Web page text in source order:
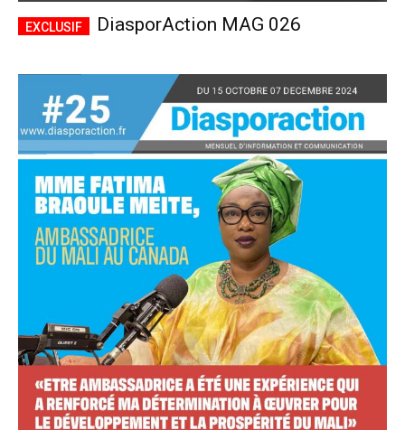
Accès complet
$22 / anplaceholder text
Tous les articles
Annonces
ANNUEL MENSUEL
CHOISIR LE FORFAIT
DiasporAction MAG 026